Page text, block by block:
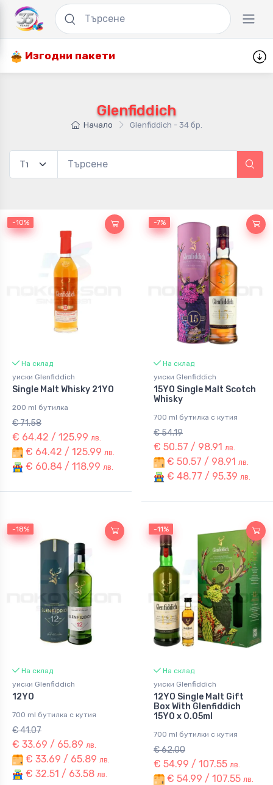
Изгодни пакети
Glenfiddich
Начало Glenfiddich - 34 бр.
-10%
-10%
На склад
уиски Glenfiddich
Single Malt Whisky 21YO
200 ml бутилка
€ 71.58
€ 64.42 / 125.99 лв.
€ 64.42 / 125.99 лв.
€ 60.84 / 118.99 лв.
-7%
-7%
На склад
уиски Glenfiddich
15YO Single Malt Scotch
Whisky
700 ml бутилка с кутия
€ 54.19
€ 50.57 / 98.91 лв.
€ 50.57 / 98.91 лв.
€ 48.77 / 95.39 лв.
-18%
-18%
На склад
уиски Glenfiddich
12YO
700 ml бутилка с кутия
€ 41.07
€ 33.69 / 65.89 лв.
€ 33.69 / 65.89 лв.
€ 32.51 / 63.58 лв.
-11%
-11%
На склад
уиски Glenfiddich
12YO Single Malt Gift
Box With Glenfiddich
15YO x 0.05ml
700 ml бутилки с кутия
€ 62.00
€ 54.99 / 107.55 лв.
€ 54.99 / 107.55 лв.